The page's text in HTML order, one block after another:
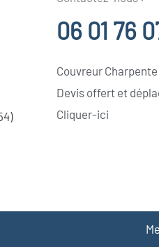
06 01 76
Couvreur
Devis offert et
Cliquer-ici